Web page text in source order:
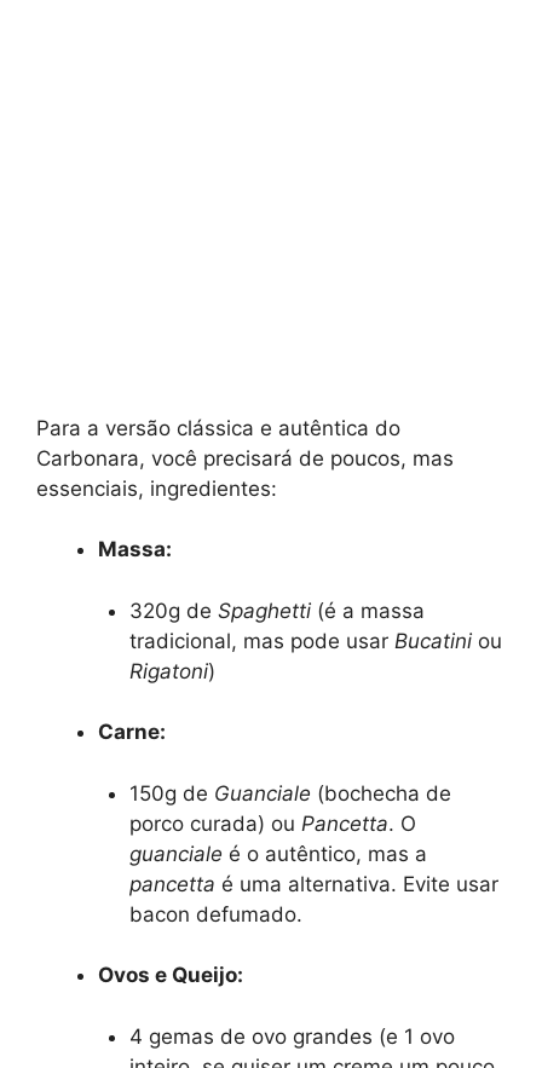
Para a versão clássica e autêntica do
Carbonara, você precisará de poucos, mas
essenciais, ingredientes:
Massa:
320g de Spaghetti(é a massa
tradicional, mas pode usar Bucatiniou
Rigatoni)
Carne:
150g de Guanciale (bochecha de
porco curada) ou Pancetta. O
guanciale é o autêntico, mas a
pancetta é uma alternativa. Evite usar
bacon defumado.
Ovos e Queijo:
4 gemas de ovo grandes (e 1 ovo